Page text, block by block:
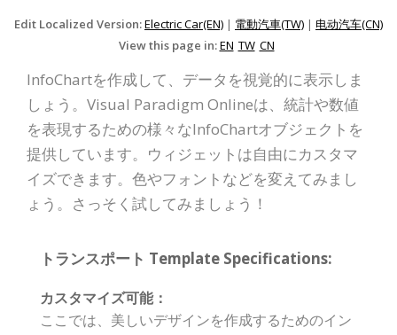
Edit Localized Version:Electric Car(EN) | 電動汽車(TW) | 电动汽车(CN)
View this page in:EN TW CN
InfoChartを作成して、データを視覚的に表示しま
しょう。Visual Paradigm Onlineは、統計や数値
を表現するための様々なInfoChartオブジェクトを
提供しています。ウィジェットは自由にカスタマ
イズできます。色やフォントなどを変えてみまし
ょう。さっそく試してみましょう！
トランスポート Template Specifications:
カスタマイズ可能：
ここでは、美しいデザインを作成するためのイン